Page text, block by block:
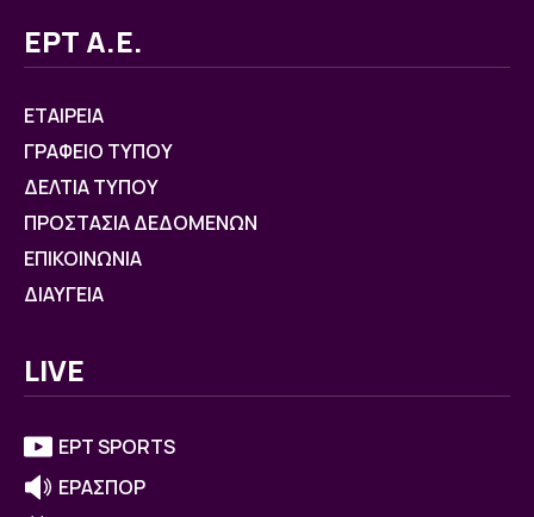
ΕΡΤ Α.Ε.
ΕΤΑΙΡΕΙΑ
ΓΡΑΦΕΙΟ ΤΥΠΟΥ
ΔΕΛΤΙΑ ΤΥΠΟΥ
ΠΡΟΣΤΑΣΙΑ ΔΕΔΟΜΕΝΩΝ
ΕΠΙΚΟΙΝΩΝΙΑ
ΔΙΑΥΓΕΙΑ
LIVE
ΕΡΤ SPORTS
ΕΡΑΣΠΟΡ